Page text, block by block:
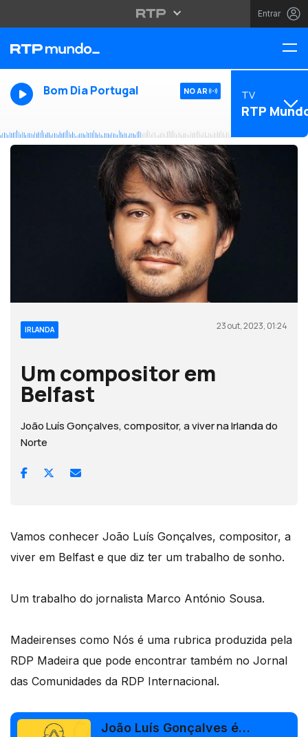
Entrar
Bom Dia Portugal NO AR TV
RTP
IRLANDA 23 out, 2023, 01:24
Um compositor em
Belfast
João Luís Gonçalves, compositor, a viver na Irlanda do
Norte
Vamos conhecer João Luís Gonçalves, compositor, a
viver em Belfast e que diz ter um trabalho de sonho.
Um trabalho do jornalista Marco António Sousa.
Madeirenses como Nós é uma rubrica produzida pela
RDP Madeira que pode encontrar também no Jornal
das Comunidades da RDP Internacional.
João Luís Gonçalves é